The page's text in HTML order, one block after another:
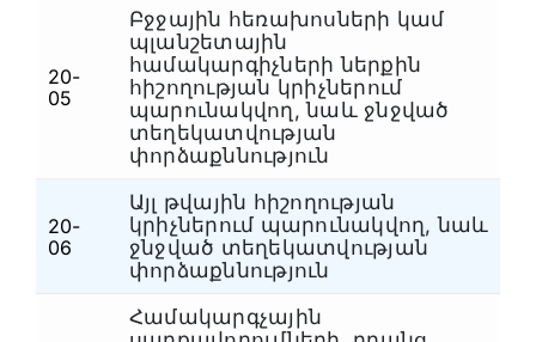
20-
05
Բջջային հեռախոսների կամ
պլանշետային
համակարգիչների ներքին
հիշողության կրիչներում
պարունակվող, նաև ջնջված
տեղեկատվության
փորձաքննություն
20-
06
Այլ թվային հիշողության
կրիչներում պարունակվող, նաև
ջնջված տեղեկատվության
փորձաքննություն
Համակարգչային